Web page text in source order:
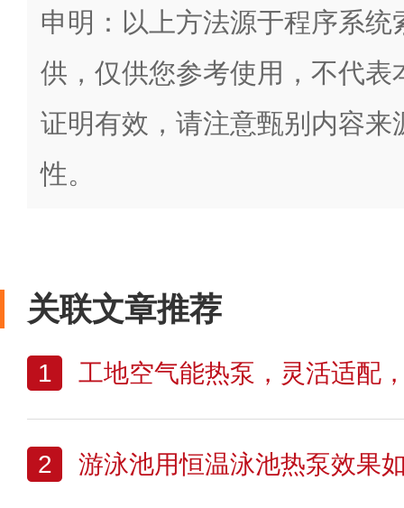
申明：以上方法源于程序系统
供，仅供您参考使用，不代表
证明有效，请注意甄别内容来
性。
关联文章推荐
1 工地空气能热泵，灵活适配，为
2 游泳池用恒温泳池热泵效果